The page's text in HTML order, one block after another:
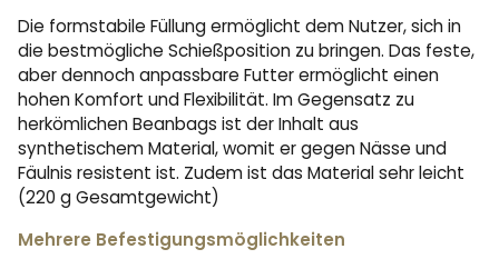
Die formstabile Füllung ermöglicht dem Nutzer, sich in
die bestmögliche Schießposition zu bringen. Das feste,
aber dennoch anpassbare Futter ermöglicht einen
hohen Komfort und Flexibilität. Im Gegensatz zu
herkömlichen Beanbags ist der Inhalt aus
synthetischem Material, womit er gegen Nässe und
Fäulnis resistent ist. Zudem ist das Material sehr leicht
(220 g Gesamtgewicht)
Mehrere Befestigungsmöglichkeiten